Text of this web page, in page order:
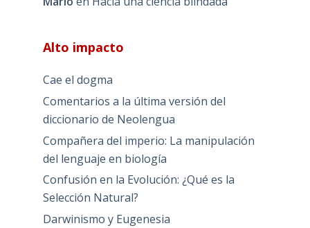
Alto impacto
Cae el dogma
Comentarios a la última versión del
diccionario de Neolengua
Compañera del imperio: La manipulación
del lenguaje en biología
Confusión en la Evolución: ¿Qué es la
Selección Natural?
Darwinismo y Eugenesia